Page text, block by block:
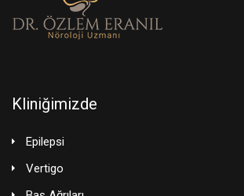
Kliniğimizde
Epilepsi
Vertigo